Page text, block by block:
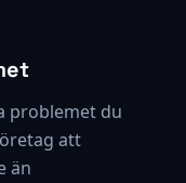
problemet du
att
än